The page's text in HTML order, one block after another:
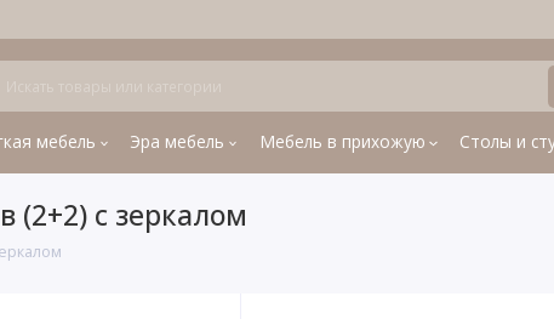
мебель Эра мебель Мебель в прихожую Столы и
(2+2) с зеркалом